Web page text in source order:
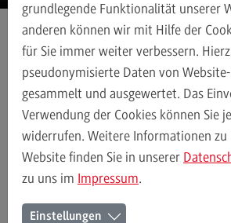
Weiterbildungsangebote für
Weiterbildungsarten
FAQ
Kontakt
Weiterbildungsangebote für
Computing and
Computing and
–
In einer zunehmend vernetzten Welt
grundlegende Funktionalität unserer
anderen können wir mit Hilfe der
für Sie immer weiter verbessern.
pseudonymisierte Daten von
gesammelt und ausgewertet. Das
Verwendung der Cookies können Sie
widerrufen. Weitere Informationen zu
Website finden Sie in unserer
zu uns im Impressum.
Einstellungen